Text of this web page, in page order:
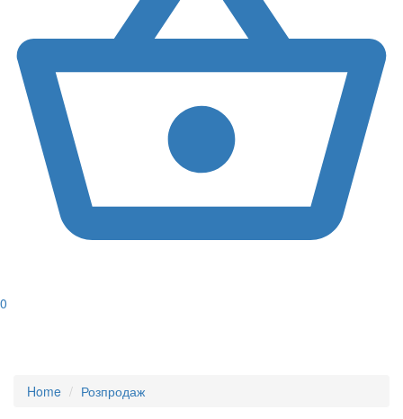
0
Home Розпродаж